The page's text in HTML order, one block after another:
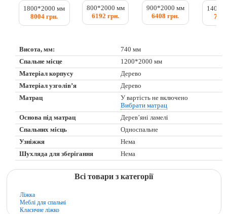
1800*2000 мм
8004 грн.
800*2000 мм
6192 грн.
900*2000 мм
6408 грн.
Висота, мм:
740 мм
Спальне місце
1200*2000 мм
Матеріал корпусу
Дерево
Матеріал узголів’я
Дерево
Матрац
У вартість не включено
Вибрати матрац
Основа під матрац
Дерев’яні ламелі
Спальних місць
Односпальне
Узніжжя
Нема
Шухляда для зберігання
Нема
Всі товари з категорії
Ліжка
Меблі для спальні
Класичне ліжко